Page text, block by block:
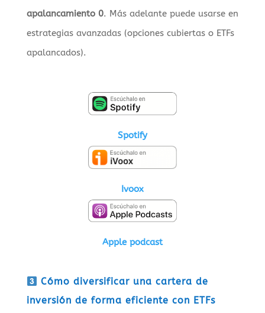
apalancamiento 0. Más adelante puede usarse en
estrategias avanzadas (opciones cubiertas o ETFs
apalancados).
Spotify
Ivoox
Apple podcast
Cómo diversificar una cartera de
inversión de forma eficiente con ETFs